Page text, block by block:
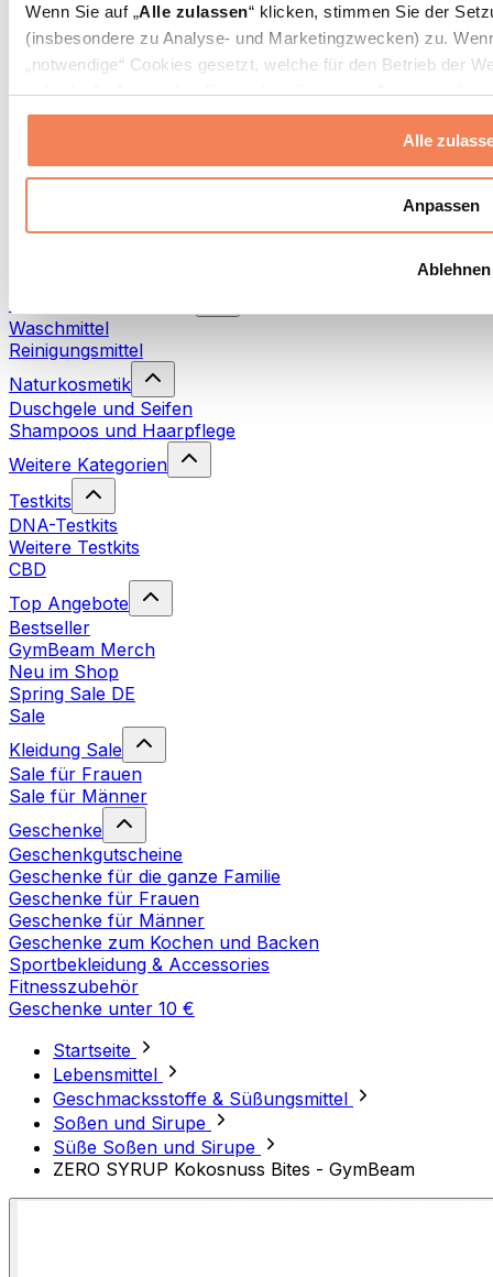
Wenn Sie auf „Alle zulassen“ klicken, stimmen Sie der
(insbesondere zu Analyse- und Marketingzwecken) zu.
„notwendige“ Cookies gesetzt, welche für den Betrieb der
individuelle Auswahl treffen, indem Sie unter „Anpassen“
erlauben“ klicken.
Weitere Informationen über die Verarbeitung Ihrer Daten
Datenschutzerklärung
Alle
Anpassen
Ablehnen
Zubehör nach Aktivität
Laufen
Kampfsport
Radfahren
Schwimmen
Nachhaltiger Haushalt
Waschmittel
Reinigungsmittel
Naturkosmetik
Duschgele und Seifen
Shampoos und Haarpflege
Weitere Kategorien
Testkits
DNA-Testkits
Weitere Testkits
CBD
Top Angebote
Bestseller
GymBeam Merch
Neu im Shop
Spring Sale DE
Sale
Kleidung Sale
Sale für Frauen
Sale für Männer
Geschenke
Geschenkgutscheine
Geschenke für die ganze Familie
Geschenke für Frauen
Geschenke für Männer
Geschenke zum Kochen und Backen
Sportbekleidung & Accessories
Fitnesszubehör
Geschenke unter 10 €
Startseite
Lebensmittel
Geschmacksstoffe & Süßungsmittel
Soßen und Sirupe
Süße Soßen und Sirupe
ZERO SYRUP Kokosnuss Bites - GymBeam